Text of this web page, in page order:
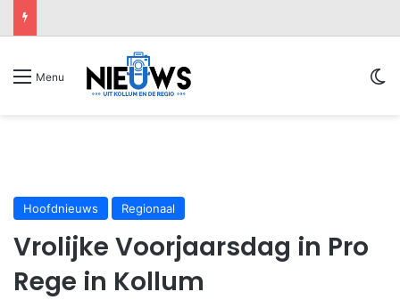
Menu
Hoofdnieuws Regionaal
Vrolijke Voorjaarsdag in Pro
Rege in Kollum